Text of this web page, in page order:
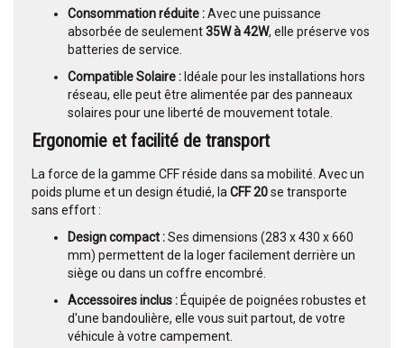
Consommation réduite :Avec une puissance
absorbée de seulement35W à 42W, elle préserve vos
batteries de service.
Compatible Solaire : Idéale pour les installations hors
réseau, elle peut être alimentée par des panneaux
solaires pour une liberté de mouvement totale.
Ergonomie et facilité de transport
La force de la gamme CFF réside dans sa mobilité. Avec un
poids plume et un design étudié, la CFF 20se transporte
sans effort :
Design compact :Ses dimensions (283 x 430 x 660
mm) permettent de la loger facilement derrière un
siège ou dans un coffre encombré.
Accessoires inclus : Équipée de poignées robustes et
d'une bandoulière, elle vous suit partout, de votre
véhicule à votre campement.